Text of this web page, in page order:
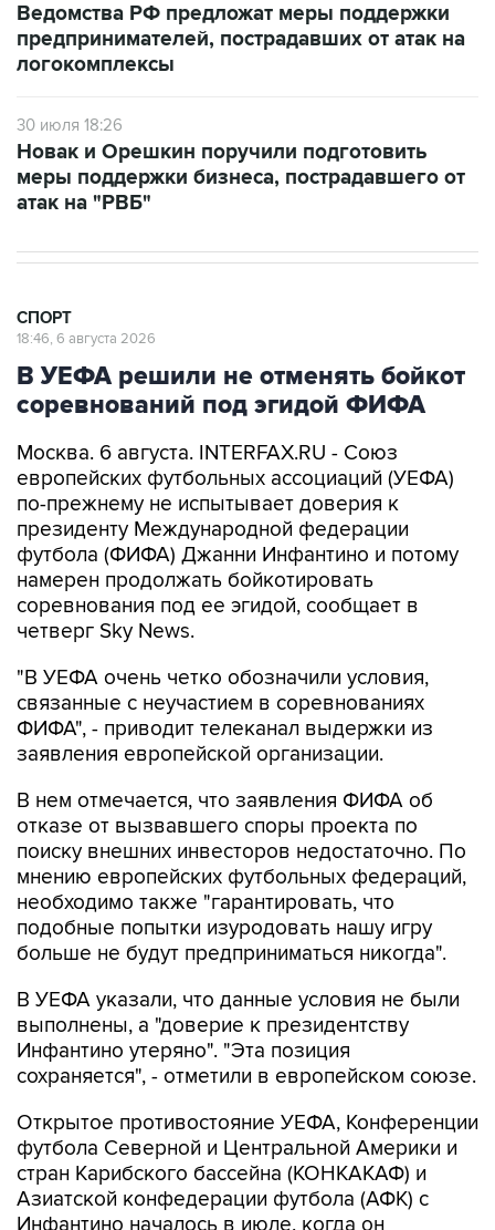
Ведомства РФ предложат меры поддержки
предпринимателей, пострадавших от атак на
логокомплексы
30 июля 18:26
Новак и Орешкин поручили подготовить
меры поддержки бизнеса, пострадавшего от
атак на "РВБ"
СПОРТ
18:46, 6 августа 2026
В УЕФА решили не отменять бойкот
соревнований под эгидой ФИФА
Москва. 6 августа. INTERFAX.RU - Союз
европейских футбольных ассоциаций (УЕФА)
по-прежнему не испытывает доверия к
президенту Международной федерации
футбола (ФИФА) Джанни Инфантино и потому
намерен продолжать бойкотировать
соревнования под ее эгидой, сообщает в
четверг Sky News.
"В УЕФА очень четко обозначили условия,
связанные с неучастием в соревнованиях
ФИФА", - приводит телеканал выдержки из
заявления европейской организации.
В нем отмечается, что заявления ФИФА об
отказе от вызвавшего споры проекта по
поиску внешних инвесторов недостаточно. По
мнению европейских футбольных федераций,
необходимо также "гарантировать, что
подобные попытки изуродовать нашу игру
больше не будут предприниматься никогда".
В УЕФА указали, что данные условия не были
выполнены, а "доверие к президентству
Инфантино утеряно". "Эта позиция
сохраняется", - отметили в европейском союзе.
Открытое противостояние УЕФА, Конференции
футбола Северной и Центральной Америки и
стран Карибского бассейна (КОНКАКАФ) и
Азиатской конфедерации футбола (АФК) с